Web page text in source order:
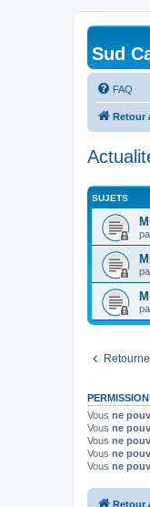
Sud
FAQ
Retour
SUJETS
Vous ne
Vous ne
Vous ne
Vous ne
Vous ne
Retour